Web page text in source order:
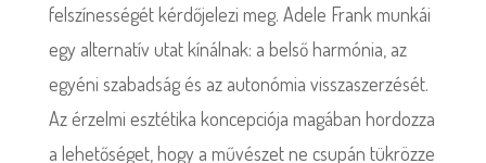
felszínességét kérdőjelezi meg. Adele Frank munkái
egy alternatív utat kínálnak: a belső harmónia, az
egyéni szabadság és az autonómia visszaszerzését.
Az érzelmi esztétika koncepciója magában hordozza
a lehetőséget, hogy a művészet ne csupán tükrözze